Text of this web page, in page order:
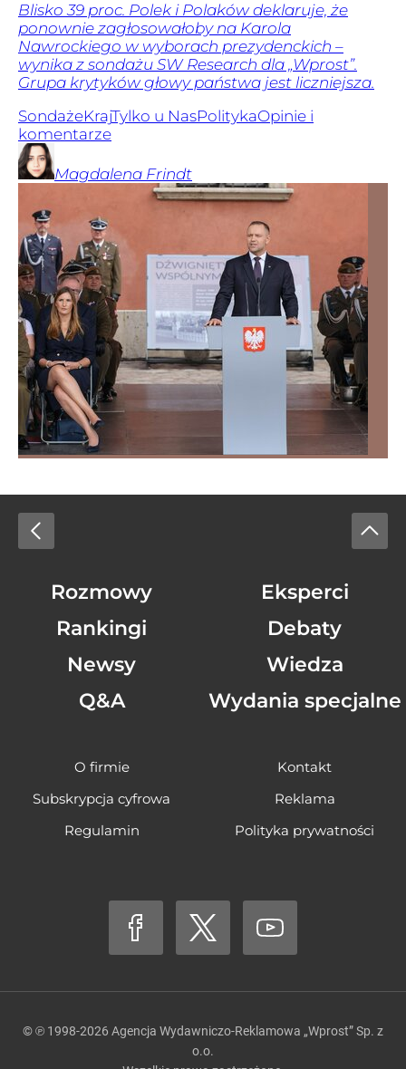
Blisko 39 proc. Polek i Polaków deklaruje, że
ponownie zagłosowałoby na Karola
Nawrockiego w wyborach prezydenckich –
wynika z sondażu SW Research dla „Wprost”.
Grupa krytyków głowy państwa jest liczniejsza.
SondażeKrajTylko u NasPolitykaOpinie i
komentarze
Magdalena Frindt
Rozmowy
Eksperci
Rankingi
Debaty
Newsy
Wiedza
Q&A
Wydania specjalne
O firmie
Kontakt
Subskrypcja cyfrowa
Reklama
Regulamin
Polityka prywatności
© ℗ 1998-2026 Agencja Wydawniczo-Reklamowa „Wprost” Sp. z
o.o.